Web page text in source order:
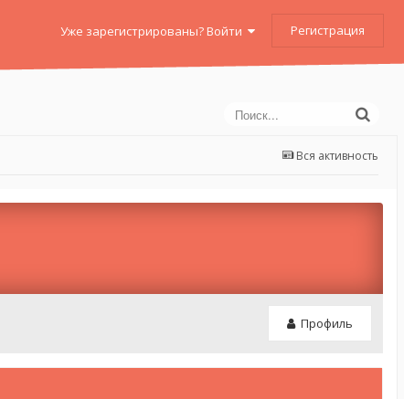
Уже зарегистрированы? Войти Регистрация
Вся активность
Профиль